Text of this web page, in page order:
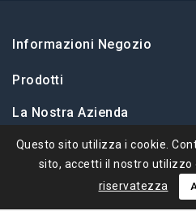
Informazioni Negozio
Prodotti
La Nostra Azienda
Il Tuo Account
Questo sito utilizza i cookie.
sito, accetti il ​​nostro utilizzo
riservatezza